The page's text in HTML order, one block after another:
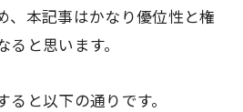
、本記事はかなり優位性と権
と思います。
と以下の通りです。